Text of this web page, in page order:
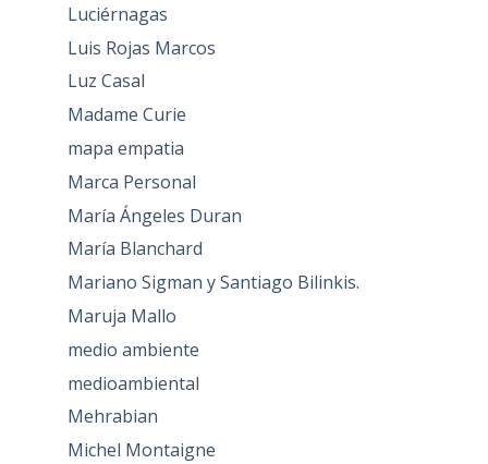
Luciérnagas
Luis Rojas Marcos
Luz Casal
Madame Curie
mapa empatia
Marca Personal
María Ángeles Duran
María Blanchard
Mariano Sigman y Santiago Bilinkis.
Maruja Mallo
medio ambiente
medioambiental
Mehrabian
Michel Montaigne